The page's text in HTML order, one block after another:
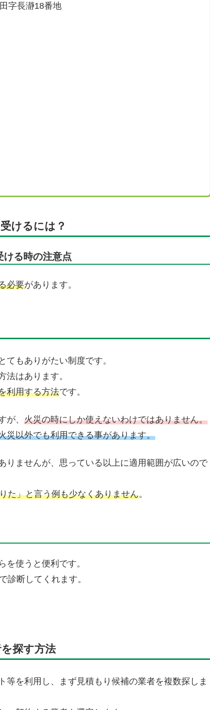
字長瀞18番地
けるには？
ける時の注意点
必要があります。
もありがたい制度です。
法はあります。
利用する方法です。
が、 火災の時にしか使えないわけではありません。
災以外でも利用できる事があります。
りませんが、思っている以上に適用範囲が広いので
た」と言う例も少なくありません。
を使うと便利です。
診断してくれます。
探す方法
を利用し、まず見積もり候補の業者を複数探しま